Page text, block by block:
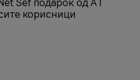
Sеf подарок од А1
корисници